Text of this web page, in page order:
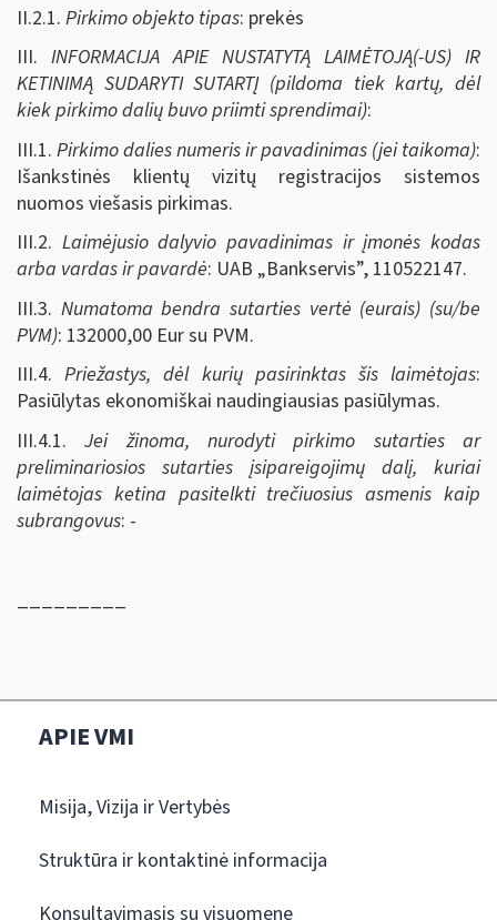
II.2.1. Pirkimo objekto tipas: prekės
III. INFORMACIJA APIE NUSTATYTĄ LAIMĖTOJĄ(-US) IR
KETINIMĄ SUDARYTI SUTARTĮ (pildoma tiek kartų, dėl
kiek pirkimo dalių buvo priimti sprendimai):
III.1. Pirkimo dalies numeris ir pavadinimas (jei taikoma):
Išankstinės klientų vizitų registracijos sistemos
nuomos viešasis pirkimas.
III.2. Laimėjusio dalyvio pavadinimas ir įmonės kodas
arba vardas ir pavardė: UAB „Bankservis”, 110522147.
III.3. Numatoma bendra sutarties vertė (eurais) (su/be
PVM): 132000,00 Eur su PVM.
III.4.Priežastys, dėl kurių pasirinktas šis laimėtojas:
Pasiūlytas ekonomiškai naudingiausias pasiūlymas.
III.4.1.Jei žinoma, nurodyti pirkimo sutarties ar
preliminariosios sutarties įsipareigojimų dalį, kuriai
laimėtojas ketina pasitelkti trečiuosius asmenis kaip
subrangovus: -
APIE VMI
Misija, Vizija ir Vertybės
Struktūra ir kontaktinė informacija
Konsultavimasis su visuomene